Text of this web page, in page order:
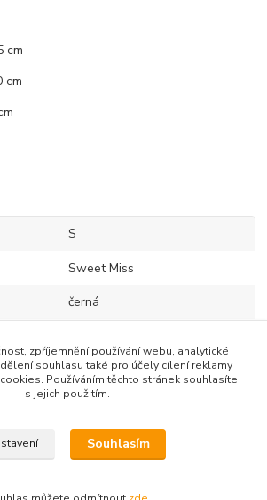
S
Sweet Miss
černá
10%
kategoriích
zpříjemnění používání webu, analytické
souhlasu také pro účely cílení reklamy
Používáním těchto stránek souhlasíte
s jejich použitím.
Souhlasím